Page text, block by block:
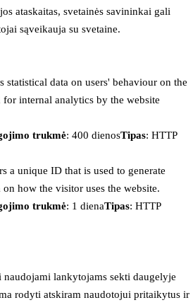
ataskaitas, svetainės savininkai gali
sąveikauja su svetaine.
statistical data on users' behaviour on the
for internal analytics by the website
trukmė: 400 dienosTipas: HTTP
a unique ID that is used to generate
on how the visitor uses the website.
trukmė: 1 dienaTipas: HTTP
naudojami lankytojams sekti daugelyje
rodyti atskiram naudotojui pritaikytus ir